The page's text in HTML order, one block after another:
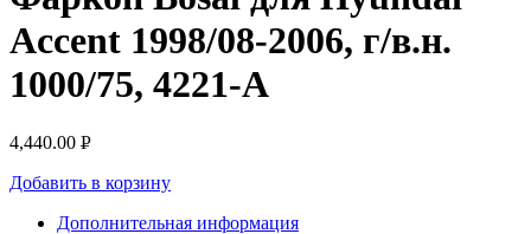
Accent 1998/08-2006, г/в.н.
1000/75, 4221-A
4,440.00 Р
Добавить в корзину
Дополнительная информация